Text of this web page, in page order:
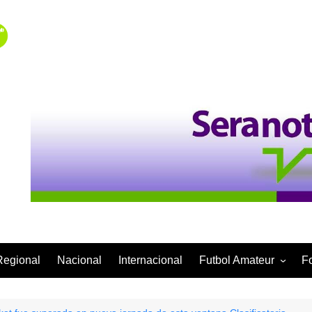
Nacional Internacional Futbol Amateur